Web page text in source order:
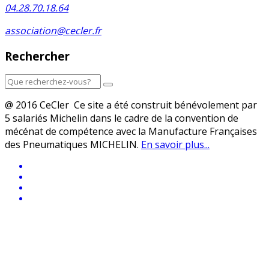
04.28.70.18.64
association@cecler.fr
Rechercher
@ 2016 CeCler Ce site a été construit bénévolement par
5 salariés Michelin dans le cadre de la convention de
mécénat de compétence avec la Manufacture Françaises
des Pneumatiques MICHELIN. En savoir plus...